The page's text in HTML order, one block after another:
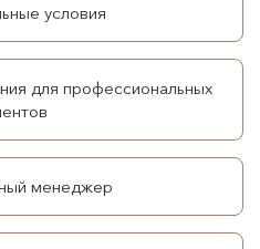
условия
для профессиональных
менеджер